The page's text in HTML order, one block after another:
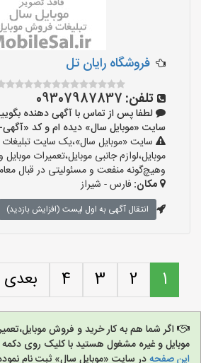
فروشگاه رایان تل
تلفن: 09307987837
لطفا پس از تماس با آگهی دهنده
سایت «موبایل سال» دیده ام و کد «آگهی-27» را اعلام کنید»
سایت «موبایل سال»،یک سایت
موبایل،لوازم جانبی موبایل،تعمیرات
وهیچ‌گونه منفعت و مسئولیتی در قبال
مکان: فارس - شیراز
انتقال آگهی به اول لیست (افزایش بازدید)
1
2
3
4 بعدی
اگر شما هم به کار خرید و فروش
موبایل و غیره مشغول هستید با کلیک روی دکمه
این صفحهدر سایت «موبایل سال» ثبت نام